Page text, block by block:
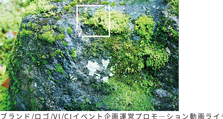
ブランド/ロゴ/VI/CI イベント企画運営 プロモ―ション動画 ライ